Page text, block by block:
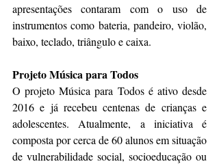
apresentações contaram com o uso de
instrumentos como bateria, pandeiro, violão,
baixo, teclado, triângulo e caixa.
Projeto Música para Todos
O projeto Música para Todos é ativo desde
2016 e já recebeu centenas de crianças e
adolescentes. Atualmente, a iniciativa é
composta por cerca de 60 alunos em situação
de vulnerabilidade social, socioeducação ou